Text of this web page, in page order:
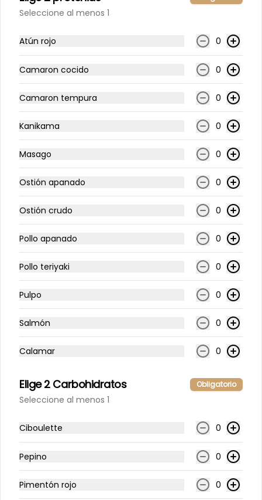
5.000 OFF de regalo en tu primera compra! Cupón:
Login
¿Dónde quieres pedir?
Home Pedir Contacto
Tataki Rolls Fríos (9 cortes)
Rolls Fríos (9 cortes)
-20%
Salmón y queso crema, envuelto en
palta. Acompañado con salsa de
soya.
$7.800$9.750
-20%
Camarón y palta, envuelto en
salmón. Acompañado con salsa
$7.800
-20%
Camarón tempura, salmón y queso
crema, envuelto en palta.
Acompañado con salsa de soya.
Seleccione al menos 1
Atún rojo 0
Camaron cocido 0
Camaron tempura 0
Kanikama 0
Masago 0
Ostión apanado 0
Ostión crudo 0
Pollo apanado 0
Pollo teriyaki 0
Pulpo 0
Salmón 0
Calamar 0
Elige 2 Carbohidratos Obligatorio
Seleccione al menos 1
Ciboulette 0
Pepino 0
Pimentón rojo 0